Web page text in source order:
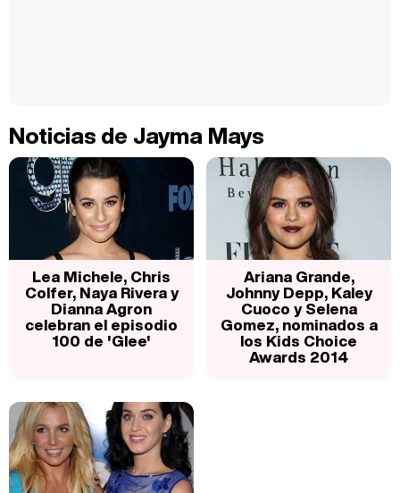
Noticias de Jayma Mays
Lea Michele, Chris
Colfer, Naya Rivera y
Dianna Agron
celebran el episodio
100 de 'Glee'
Ariana Grande,
Johnny Depp, Kaley
Cuoco y Selena
Gomez, nominados a
los Kids Choice
Awards 2014